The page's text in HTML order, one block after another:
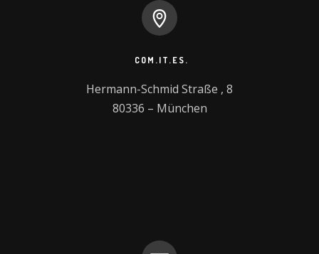
COM.IT.ES.
Hermann-Schmid Straße , 8
80336 – München